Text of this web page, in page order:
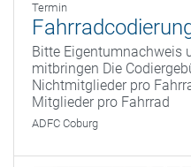
Termin
Bitte Eigentumnachweis
mitbringen Die
Nichtmitglieder pro
Mitglieder pro Fahrrad
ADFC Coburg